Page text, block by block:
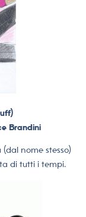
Duff)
Brandini
nome stesso)
di tutti i tempi.